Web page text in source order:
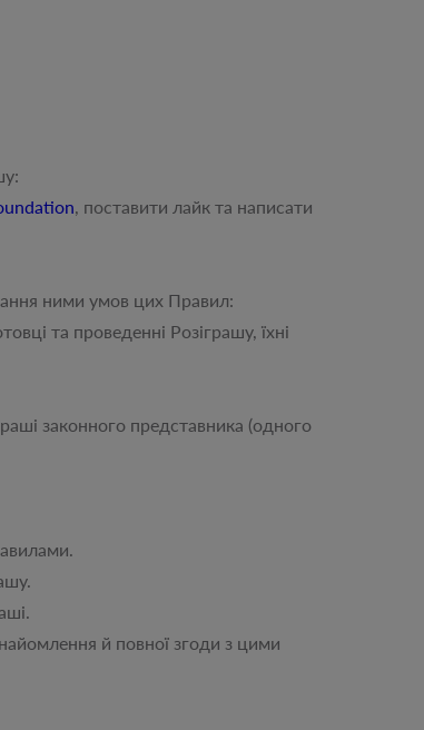
, поставити лайк та написати
ними умов цих Правил:
та проведенні Розіграшу, їхні
законного представника (одного
й повної згоди з цими